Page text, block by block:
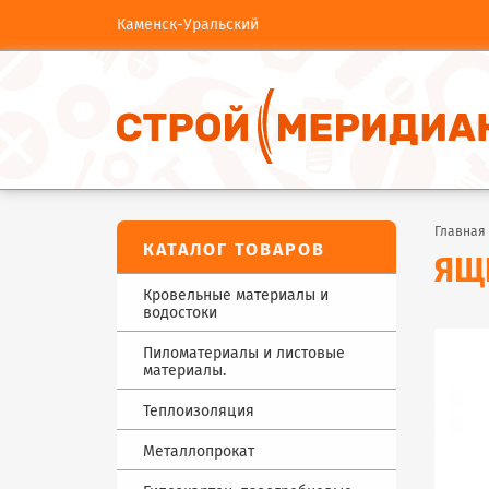
Каменск-Уральский
КАТАЛОГ ТОВАРОВ
Кровельные материалы и
водостоки
Шифер
Рулонные кровельные
материалы
Мастики
Водостоки
Пиломатериалы и листовые
материалы.
Доска
Брус,брусок
Евровагонка, Блокхаус
Теплоизоляция
Базальтовая
Металлопрокат
Главная